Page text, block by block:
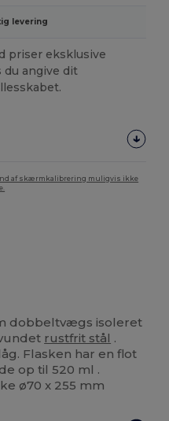
levering
priser eksklusive
du angive dit
af skærmkalibrering muligvis ikke
dobbeltvægs isoleret
rustfrit stål .
Flasken har en flot
op til 520 ml .
ø70 x 255 mm